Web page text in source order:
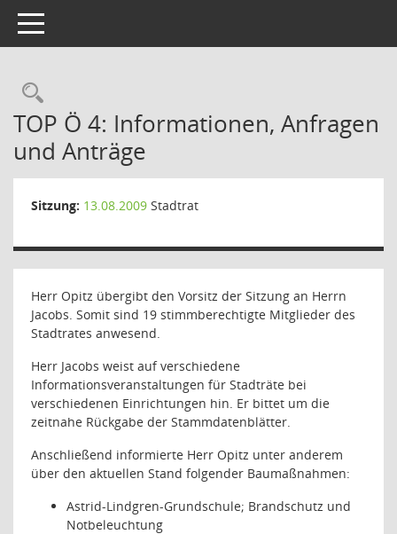
Toggle navigation
Rechercheauswahl
TOP Ö 4: Informationen, Anfragen
und Anträge
Sitzung: 13.08.2009 Stadtrat
Herr Opitz übergibt den Vorsitz der Sitzung an Herrn
Jacobs. Somit sind 19 stimmberechtigte Mitglieder des
Stadtrates anwesend.
Herr Jacobs weist auf verschiedene
Informationsveranstaltungen für Stadträte bei
verschiedenen Einrichtungen hin. Er bittet um die
zeitnahe Rückgabe der Stammdatenblätter.
Anschließend informierte Herr Opitz unter anderem
über den aktuellen Stand folgender Baumaßnahmen:
Astrid-Lindgren-Grundschule; Brandschutz und
Notbeleuchtung